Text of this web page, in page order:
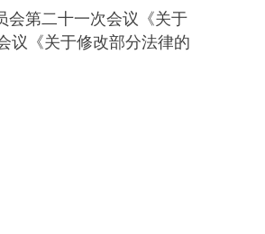
会第二十一次会议《关于
议《关于修改部分法律的